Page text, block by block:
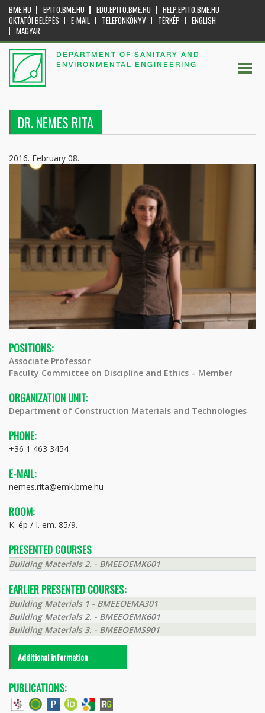
BME.HU EPITO.BME.HU EDU.EPITO.BME.HU
HELP.EPITO.BME.HU
OKTATÓI BELÉPÉS
E-MAIL TELEFONKÖNYV TÉRKÉP
ENGLISH
MAGYAR
DEPARTMENT OF SANITARY AND
ENVIRONMENTAL ENGINEERING
DR. NEMES RITA
2016. February 08.
POSITIONS:
Associate Professor
Faculty Committee on Discipline and Ethics – Member
ORGANIZATION UNIT:
Department of Construction Materials and Technologies
PHONE:
+36 1 463 3454
E-MAIL:
nemes.rita@emk.bme.hu
ROOM:
K. ép / I. em. 85/9.
PRESENTED COURSES
Building Materials 2. - BMEEOEMK601
EARLIER PRESENTED COURSES:
Building Materials 1 - BMEEOEMA301
Building Materials 2. - BMEEOEMK601
Building Materials 3. - BMEEOEMS901
Additional information
PUBLICATIONS: